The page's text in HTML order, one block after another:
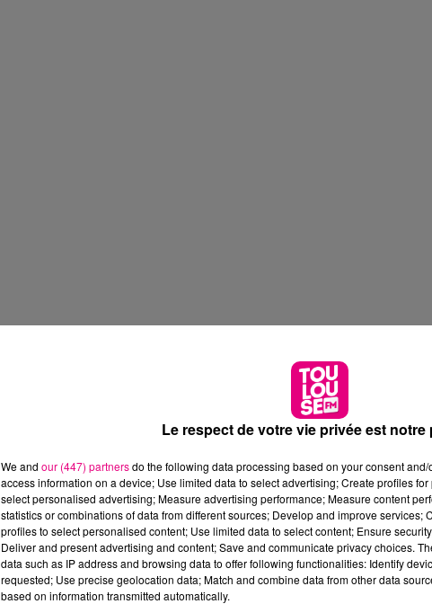
Le respect de votre vie privée est notre
We and our (447) partnersdo the following data processing based on your consent
access information on a device; Use limited data to select advertising; Create profiles
select personalised advertising; Measure advertising performance; Measure content
statistics or combinations of data from different sources; Develop and improve services;
profiles to select personalised content; Use limited data to select content; Ensure
Deliver and present advertising and content; Save and communicate privacy choices.
data such as IP address and browsing data to offer following functionalities: Identify
requested; Use precise geolocation data; Match and combine data from other data
based on information transmitted automatically.